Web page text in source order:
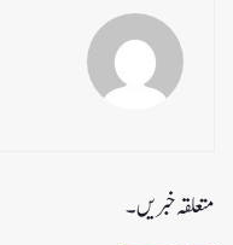
متعلقہ خبریں۔